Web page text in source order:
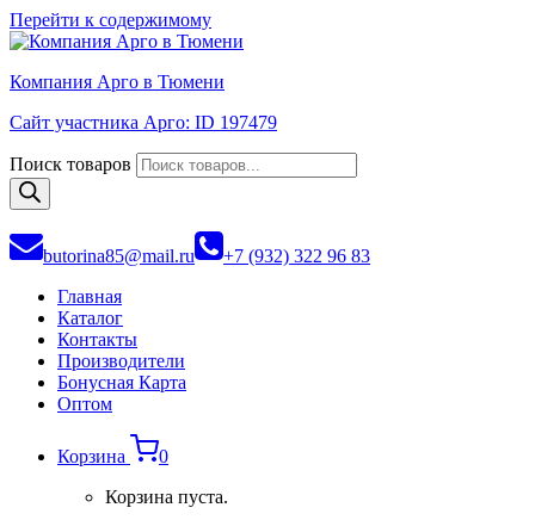
Перейти к содержимому
Компания Арго в Тюмени
Сайт участника Арго: ID 197479
Поиск товаров
butorina85@mail.ru
+7 (932) 322 96 83
Главная
Каталог
Контакты
Производители
Бонусная Карта
Оптом
Корзина
0
Корзина пуста.